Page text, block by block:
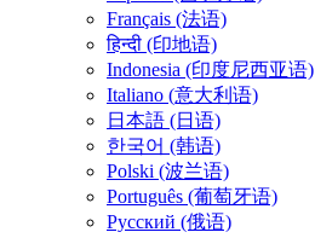
Français (法语)
हिन्दी (印地语)
Indonesia (印度尼西亚语)
Italiano (意大利语)
日本語 (日语)
한국어 (韩语)
Polski (波兰语)
Português (葡萄牙语)
Русский (俄语)